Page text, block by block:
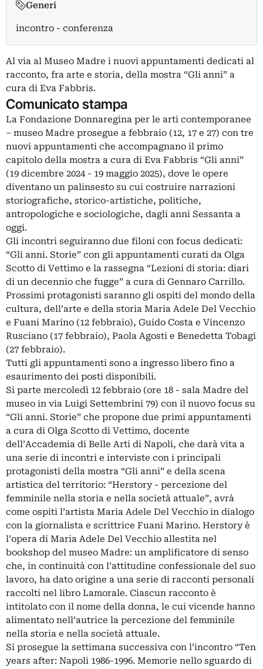
Generi
incontro - conferenza
Al via al Museo Madre i nuovi appuntamenti dedicati al
racconto, fra arte e storia, della mostra “Gli anni” a
cura di Eva Fabbris.
Comunicato stampa
La Fondazione Donnaregina per le arti contemporanee
– museo Madre prosegue a febbraio (12, 17 e 27) con tre
nuovi appuntamenti che accompagnano il primo
capitolo della mostra a cura di Eva Fabbris “Gli anni”
(19 dicembre 2024 - 19 maggio 2025), dove le opere
diventano un palinsesto su cui costruire narrazioni
storiografiche, storico-artistiche, politiche,
antropologiche e sociologiche, dagli anni Sessanta a
oggi.
Gli incontri seguiranno due filoni con focus dedicati:
“Gli anni. Storie” con gli appuntamenti curati da Olga
Scotto di Vettimo e la rassegna “Lezioni di storia: diari
di un decennio che fugge” a cura di Gennaro Carrillo.
Prossimi protagonisti saranno gli ospiti del mondo della
cultura, dell’arte e della storia Maria Adele Del Vecchio
e Fuani Marino (12 febbraio), Guido Costa e Vincenzo
Rusciano (17 febbraio), Paola Agosti e Benedetta Tobagi
(27 febbraio).
Tutti gli appuntamenti sono a ingresso libero fino a
esaurimento dei posti disponibili.
Si parte mercoledì 12 febbraio (ore 18 - sala Madre del
museo in via Luigi Settembrini 79) con il nuovo focus su
“Gli anni. Storie” che propone due primi appuntamenti
a cura di Olga Scotto di Vettimo, docente
dell’Accademia di Belle Arti di Napoli, che darà vita a
una serie di incontri e interviste con i principali
protagonisti della mostra “Gli anni” e della scena
artistica del territorio: “Herstory - percezione del
femminile nella storia e nella società attuale”, avrà
come ospiti l’artista Maria Adele Del Vecchio in dialogo
con la giornalista e scrittrice Fuani Marino. Herstory è
l’opera di Maria Adele Del Vecchio allestita nel
bookshop del museo Madre: un amplificatore di senso
che, in continuità con l’attitudine confessionale del suo
lavoro, ha dato origine a una serie di racconti personali
raccolti nel libro Lamorale. Ciascun racconto è
intitolato con il nome della donna, le cui vicende hanno
alimentato nell’autrice la percezione del femminile
nella storia e nella società attuale.
Si prosegue la settimana successiva con l’incontro “Ten
years after: Napoli 1986-1996. Memorie nello sguardo di